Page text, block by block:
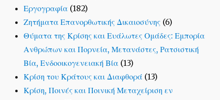
Εργογραφία(182)
Ζητήματα Επανορθωτικής Δικαιοσύνης (6)
Θύματα της Κρίσης και Ευάλωτες Ομάδες: Εμπορία
Ανθρώπων και Πορνεία, Μετανάστες, Ρατσιστική
Βία, Ενδοοικογενειακή Βία(13)
Κρίση του Κράτους και Διαφθορά(13)
Κρίση, Ποινές και Ποινική Μεταχείριση εν